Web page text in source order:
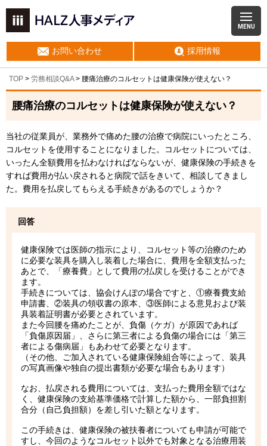
MENU
お問い合わせ 採用情報
TOP > 労務相談Q&A> 腰痛治療のコルセットは健康保険が使えない？
腰痛治療のコルセットは健康保険が使えない？
当社の従業員が、業務外で痛めた腰の治療で病院にいったところ、
コルセットを使用することになりました。コルセットについては、
いったん全額費用を払わなければならないが、健康保険の手続きを
すれば費用が払い戻されると病院で話をきいて、相談してきまし
た。費用を払戻してもらえる手続きがあるのでしょうか？
回答
健康保険では医師の指示により、コルセット等の治療のため
に必要な装具を購入し装着した場合に、費用を全額支払った
あとで、「療養費」として費用の払戻しを受けることができ
ます。
手続きについては、協会けんぽの場合ですと、①療養費支給
申請書、②装具の領収書の原本、③医師による意見および装
具装着証明書が必要とされています。
また今回腰を痛めたことが、負傷（ケガ）が原因であれば
「負傷原因届」、さらに第三者による負傷の場合には「第三
者による傷病届」もあわせて必要となります。
（その他、ご加入されている健康保険組合等によって、装具
の写真画像や独自の提出書類が必要な場合もあります）
なお、払戻される費用については、支払った費用全額ではな
く、健康保険の支給基準価格で計算した額から、一部負担割
合分（自己負担額）を差し引いた額となります。
この手続きは、健康保険の被扶養者についても申請が可能で
すし、今回のようなコルセット以外でも対象となる治療用装